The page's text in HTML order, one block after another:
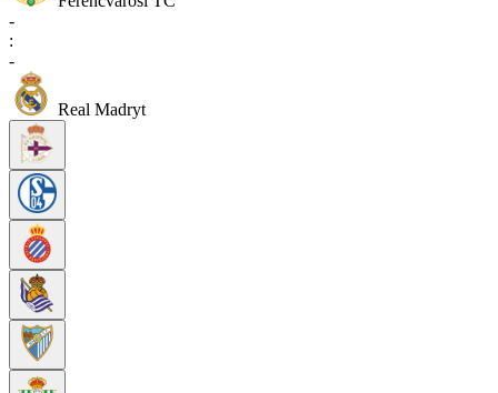
-
:
-
Real Madryt